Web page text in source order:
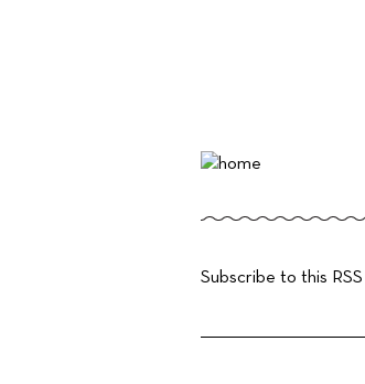
Subscribe to this